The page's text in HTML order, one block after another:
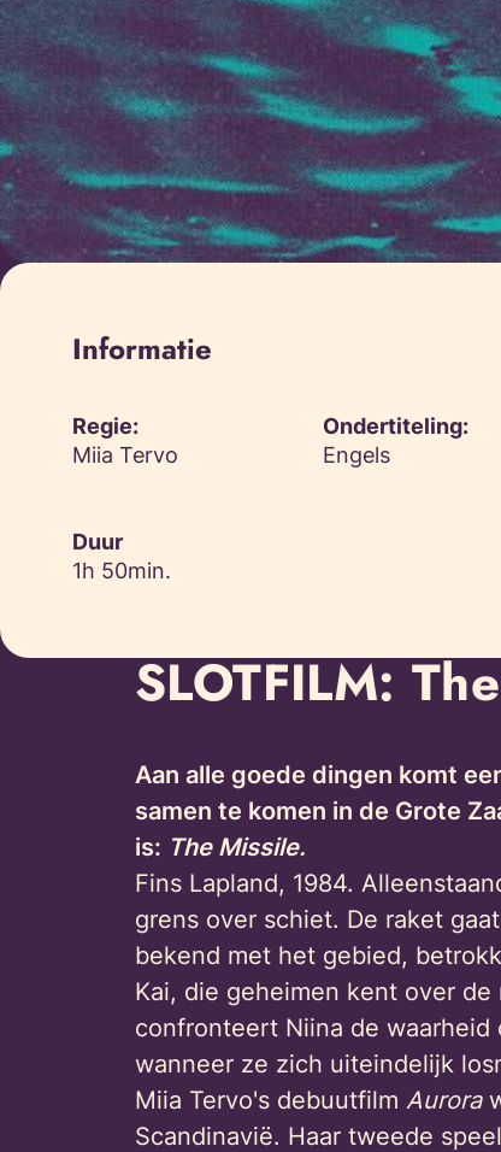
Informatie
Regie:
Miia Tervo
Ondertiteling:
Engels
Duur
1h 50min.
SLOTFILM:
Aan alle goede dingen komt
samen te komen in de Grote
is: The Missile.
Fins Lapland, 1984.
grens over schiet. De raket
bekend met het gebied,
Kai, die geheimen kent over
confronteert Niina de
wanneer ze zich uiteindelijk
Miia Tervo's debuutfilm Aurora
Scandinavië. Haar tweede